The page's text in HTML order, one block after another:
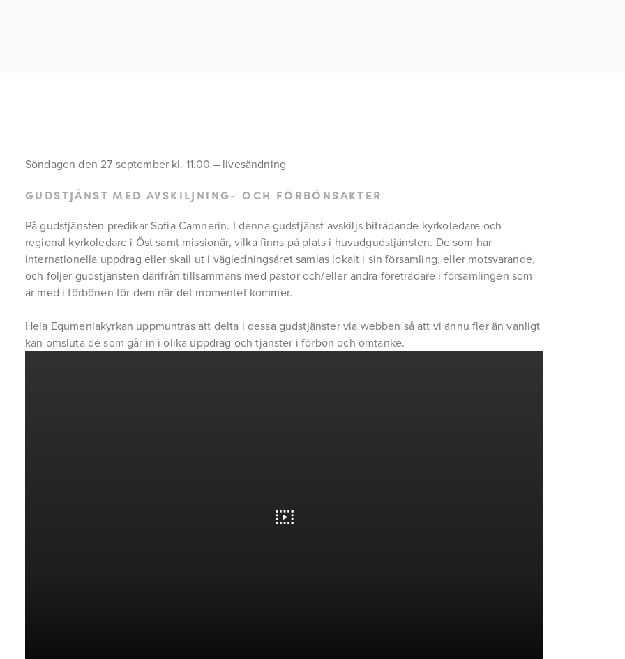
Söndagen den 27 september kl. 11.00 – livesändning
GUDSTJÄNST MED AVSKILJNING- OCH FÖRBÖNSAKTER
På gudstjänsten predikar Sofia Camnerin. I denna gudstjänst avskiljs biträdande kyrkoledare och
regional kyrkoledare i Öst samt missionär, vilka finns på plats i huvudgudstjänsten. De som har
internationella uppdrag eller skall ut i vägledningsåret samlas lokalt i sin församling, eller motsvarande,
och följer gudstjänsten därifrån tillsammans med pastor och/eller andra företrädare i församlingen som
är med i förbönen för dem när det momentet kommer.
Hela Equmeniakyrkan uppmuntras att delta i dessa gudstjänster via webben så att vi ännu fler än vanligt
kan omsluta de som går in i olika uppdrag och tjänster i förbön och omtanke.